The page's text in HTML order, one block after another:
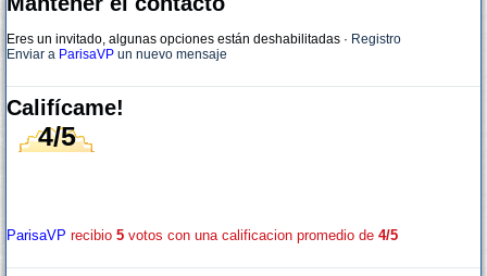
Eres un invitado, algunas opciones están deshabilitadas · Registro
Enviar a ParisaVP un nuevo mensaje
Califícame!
4/5
ParisaVP recibio 5 votos con una calificacion promedio de 4/5